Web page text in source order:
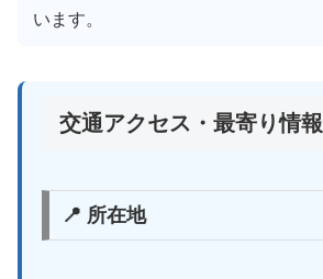
います。
交通アクセス・最寄り情報
📍 所在地